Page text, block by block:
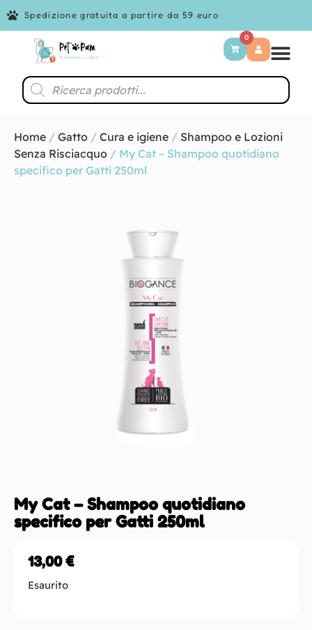
Spedizione gratuita a partire da 59 euro
0
Home / Gatto / Cura e igiene / Shampoo e Lozioni
Senza Risciacquo / My Cat – Shampoo quotidiano
specifico per Gatti 250ml
My Cat – Shampoo quotidiano
specifico per Gatti 250ml
13,00€
Esaurito